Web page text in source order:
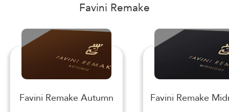
Favini Remake
Favini Remake Autumn Favini Remake